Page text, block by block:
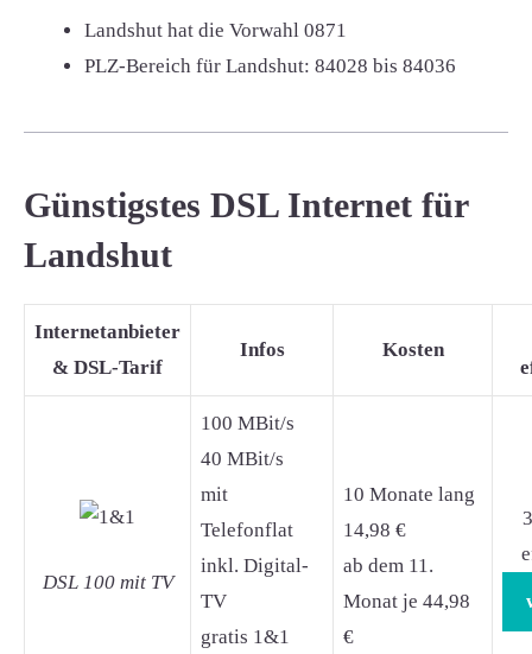
Landshut hat die Vorwahl 0871
PLZ-Bereich für Landshut: 84028 bis 84036
Günstigstes DSL Internet für
Landshut
Internetanbieter
& DSL-Tarif
Infos Kosten
DSL 100 mit TV
100 MBit/s
40 MBit/s
mit
Telefonflat
inkl. Digital-
TV
gratis 1&1
10 Monate lang
14,98 €
ab dem 11.
Monat je 44,98
€